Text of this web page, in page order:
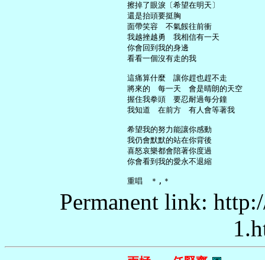
     擦掉了眼淚〔希望在明天〕
     還是抬頭要挺胸
     面帶笑容　不氣餒往前衝
     我越挫越勇　我相信有一天
     你會回到我的身邊
     看看一個沒有走的我
     這痛算什麼　讓你趕也趕不走
     將來的　每一天　會是晴朗的天空
     握住我拳頭　要忍耐過每分鐘
     我知道　在前方　有人會等著我
     希望我的努力能讓你感動
     我仍會默默的站在你背後
     喜怒哀樂都會陪著你度過
     你會看到我的愛永不退縮
Permanent link: